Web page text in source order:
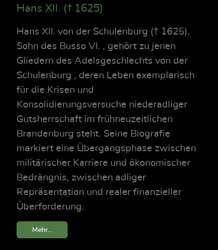
Hans XII. († 1625)
Hans XII. von der Schulenburg († 1625),
Sohn des Busso VI. , gehört zu jenen
Gliedern des Adelsgeschlechts von der
Schulenburg , deren Leben exemplarisch
für die Krisen und
Konsolidierungsversuche niederadliger
Gutsherrschaft im frühneuzeitlichen
Brandenburg steht. Seine Biografie
markiert eine Übergangsphase zwischen
militärischer Karriere und ökonomischer
Bedrängnis, zwischen adliger
Repräsentation und realer finanzieller
Überforderung.
Mehr...